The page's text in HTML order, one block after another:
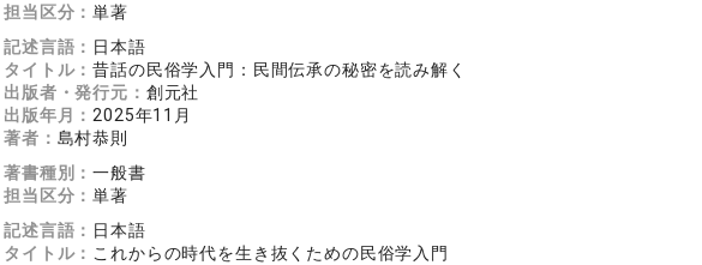
担当区分：単著
記述言語： 日本語
タイトル：昔話の民俗学入門：民間伝承の秘密を読み解く
出版者・発行元： 創元社
出版年月： 2025年11月
著者： 島村恭則
著書種別：一般書
担当区分：単著
記述言語： 日本語
タイトル： これからの時代を生き抜くための民俗学入門